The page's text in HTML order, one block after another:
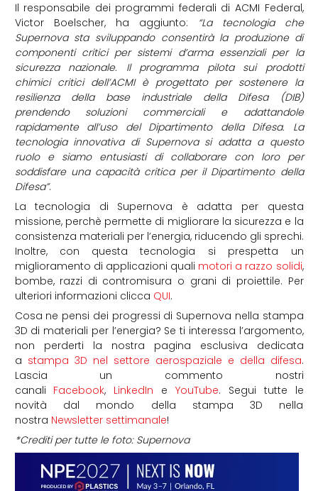
Il responsabile dei programmi federali di ACMI Federal,
Victor Boelscher, ha aggiunto:
“La tecnologia che
Supernova sta sviluppando consentirà la produzione di
componenti critici per sistemi d’arma essenziali per la
sicurezza nazionale. Il programma pilota sui prodotti
chimici critici dell’ACMI è progettato per sostenere la
resilienza della base industriale della Difesa (DIB)
prendendo soluzioni commerciali e adattandole
rapidamente all’uso del Dipartimento della Difesa. La
tecnologia innovativa di Supernova si adatta a questo
ruolo e siamo entusiasti di collaborare con loro per
soddisfare una capacità critica per il Dipartimento della
Difesa”.
La tecnologia di Supernova è adatta per questa
missione, perchè permette di migliorare la sicurezza e la
consistenza materiali per l’energia, riducendo gli sprechi.
Inoltre, con questa tecnologia si prespetta un
miglioramento di applicazioni quali motori a razzo solidi,
bombe, razzi di contromisura o grani di proiettile. Per
ulteriori informazioni clicca QUI.
Cosa ne pensi dei progressi di Supernova nella stampa
3D di materiali per l’energia? Se ti interessa l’argomento,
non perderti la nostra pagina esclusiva dedicata
a stampa 3D nel settore aerospaziale e della difesa.
Lascia un commento nostri
canali Facebook, LinkedIn e YouTube. Segui tutte le
novità dal mondo della stampa 3D nella
nostra Newsletter settimanale!
*Crediti per tutte le foto: Supernova